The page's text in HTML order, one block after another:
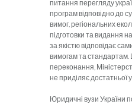
питання перегляду
програм відповідно до
вимог, регіональних
підготовки та видання
за якістю відповідає
вимогам та
переконання,
не приділяє достатньої
Юридичні вузи України